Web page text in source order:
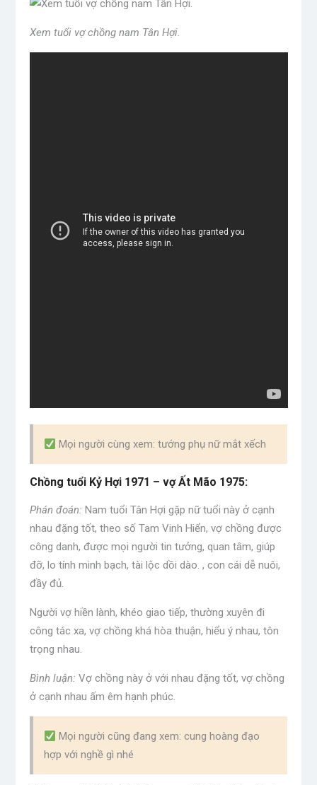
Xem tuổi vợ chồng nam Tân Hợi.
Mọi người cùng xem: tướng phụ nữ mắt xếch
Chồng tuổi Kỷ Hợi 1971 – vợ Ất Mão 1975:
Phán đoán: Nam tuổi Tân Hợi gặp nữ tuổi này ở cạnh
nhau đặng tốt, theo số Tam Vinh Hiển, vợ chồng được
công danh, được mọi người tin tưởng, quan tâm, giúp
đỡ, lo tính minh bạch, tài lộc dồi dào. , con cái dễ nuôi,
đầy đủ.
Người vợ hiền lành, khéo giao tiếp, thường xuyên đi
công tác xa, vợ chồng khá hòa thuận, hiểu ý nhau, tôn
trọng nhau.
Bình luận: Vợ chồng này ở với nhau đặng tốt, vợ chồng
ở cạnh nhau ấm êm hạnh phúc.
Mọi người cũng đang xem: cung hoàng đạo
hợp với nghề gì nhé